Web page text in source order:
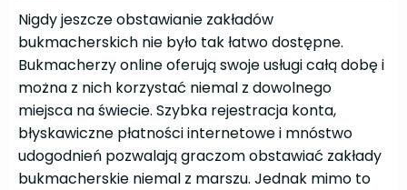
Nigdy jeszcze obstawianie zakładów
bukmacherskich nie było tak łatwo dostępne.
Bukmacherzy online oferują swoje usługi całą dobę i
można z nich korzystać niemal z dowolnego
miejsca na świecie. Szybka rejestracja konta,
błyskawiczne płatności internetowe i mnóstwo
udogodnień pozwalają graczom obstawiać zakłady
bukmacherskie niemal z marszu. Jednak mimo to